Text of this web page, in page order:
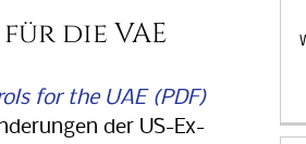
die VAE
for the UAE
der US-Ex­